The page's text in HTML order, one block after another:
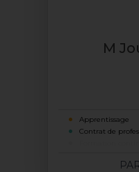
M
Apprentissage
Contrat de